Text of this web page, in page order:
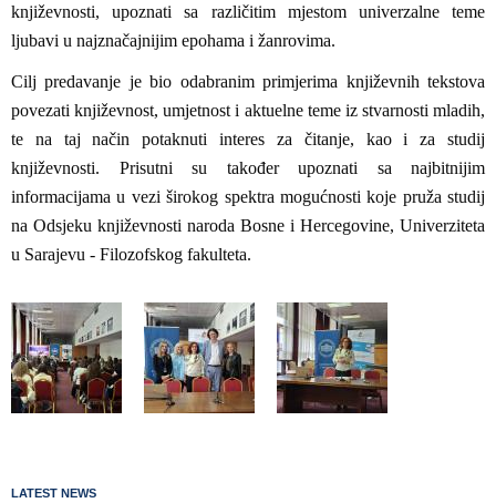
književnosti, upoznati sa različitim mjestom univerzalne teme
ljubavi u najznačajnijim epohama i žanrovima.
Cilj predavanje je bio odabranim primjerima književnih tekstova
povezati književnost, umjetnost i aktuelne teme iz stvarnosti mladih,
te na taj način potaknuti interes za čitanje, kao i za studij
književnosti. Prisutni su također upoznati sa najbitnijim
informacijama u vezi širokog spektra mogućnosti koje pruža studij
na Odsjeku književnosti naroda Bosne i Hercegovine, Univerziteta
u Sarajevu - Filozofskog fakulteta.
LATEST NEWS